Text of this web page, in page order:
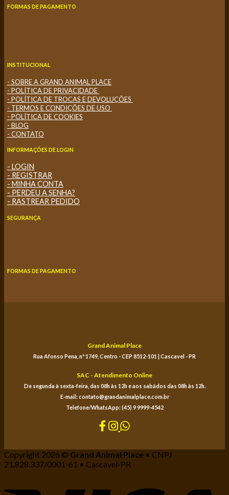
FORMAS DE PAGAMENTO
INSTITUCIONAL
- SOBRE A GRAND ANIMAL PLACE
- POLÍTICA DE PRIVACIDADE
- POLÍTICA DE TROCAS E DEVOLUÇÕES
- TERMOS E CONDIÇÕES DE USO
- POLÍTICA DE COOKIES
- BLOG
- CONTATO
INFORMAÇÕES DE LOGIN
- LOGIN
- REGISTRAR
- MINHA CONTA
- PERDEU A SENHA?
- RASTREAR PEDIDO
SEGURANÇA
FORMAS DE PAGAMENTO
Grand Animal Place
Rua Afonso Pena, nº 1749, Centro - CEP 8512-101 | Cascavel - PR
SAC - Atendimento Online
De segunda à sexta-feira, das 08h às 12h e aos sabádos das 08h às 12h.
E-mail: contato@grandanimalplace.com.br
Telefone/WhatsApp: (45) 9 9999-4542
Copyright 2026 © Grand Animal Place • CNPJ
21.828.337/0001-61 • Cascavel-PR